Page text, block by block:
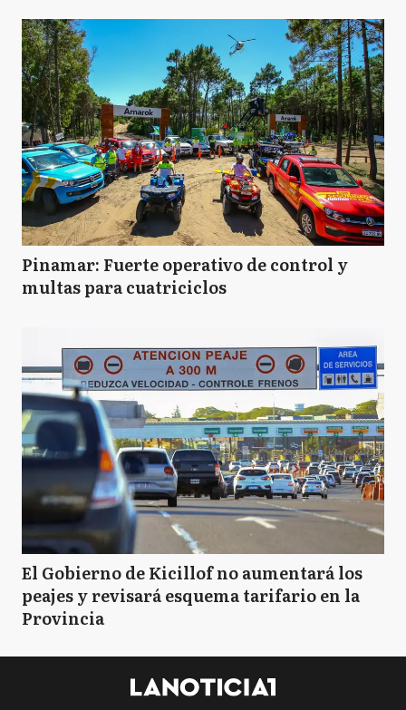
Pinamar: Fuerte operativo de control y
multas para cuatriciclos
El Gobierno de Kicillof no aumentará los
peajes y revisará esquema tarifario en la
Provincia